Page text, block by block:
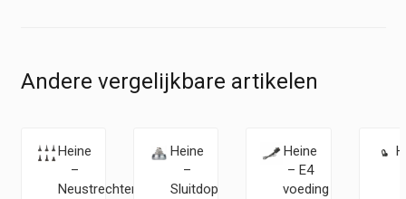
Andere vergelijkbare artikelen
Heine
–
Neustrechter
Heine
–
Sluitdop
Heine
– E4
voeding